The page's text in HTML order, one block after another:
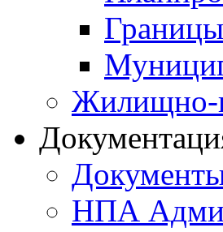
Жилищно-
НПА